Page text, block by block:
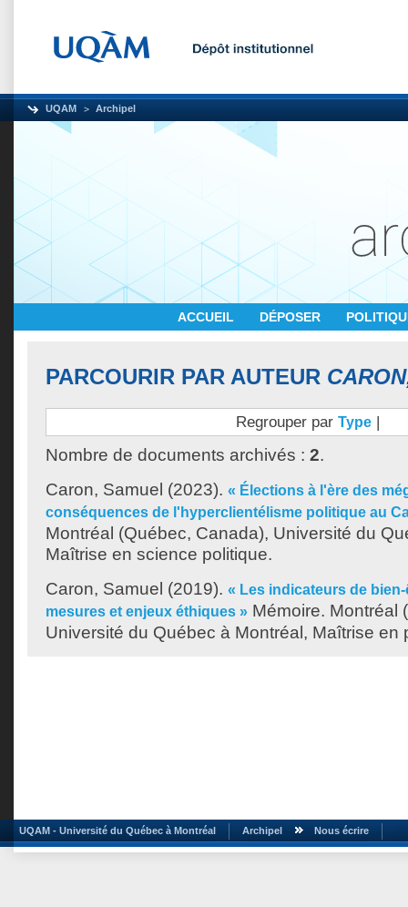
UQAM Archipel
ACCUEIL DÉPOSER
PARCOURIR PAR AUTEUR
Regrouper par Type |
Nombre de documents archivés : 2.
Caron, Samuel (2023). « Élections à l'ère des
conséquences de l'hyperclientélisme politique au
Montréal (Québec, Canada), Université du
Maîtrise en science politique.
Caron, Samuel (2019). « Les indicateurs de
mesures et enjeux éthiques » Mémoire. Montréal
Université du Québec à Montréal, Maîtrise en
UQAM - Université du Québec à Montréal Archipel Nous écrire